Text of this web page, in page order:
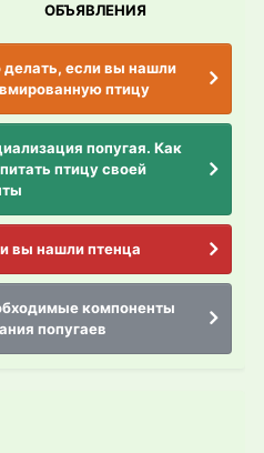
ОБЪЯВЛЕНИЯ
делать, если вы нашли
птицу
попугая. Как
птицу своей
вы нашли птенца
компоненты
попугаев